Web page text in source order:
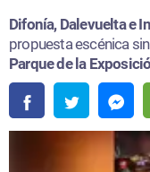
Difonía, Dalevuelta e
propuesta escénica
Parque de la